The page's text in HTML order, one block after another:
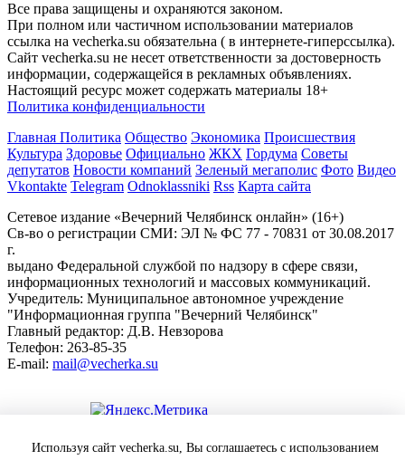
Все права защищены и охраняются законом.
При полном или частичном использовании материалов
ссылка на vecherka.su обязательна ( в интернете-гиперссылка).
Сайт vecherka.su не несет ответственности за достоверность
информации, содержащейся в рекламных объявлениях.
Настоящий ресурс может содержать материалы 18+
Политика конфиденциальности
Главная Политика Общество Экономика Происшествия
Культура Здоровье Официально ЖКХ Гордума Советы
депутатов Новости компаний Зеленый мегаполис Фото Видео
Vkontakte Telegram Odnoklassniki Rss Карта сайта
Сетевое издание «Вечерний Челябинск онлайн» (16+)
Cв-во о регистрации СМИ: ЭЛ № ФС 77 - 70831 от 30.08.2017
г.
выдано Федеральной службой по надзору в сфере связи,
информационных технологий и массовых коммуникаций.
Учредитель: Муниципальное автономное учреждение
"Информационная группа "Вечерний Челябинск"
Главный редактор: Д.В. Невзорова
Телефон: 263-85-35
E-mail: mail@vecherka.su
Используя сайт vecherka.su, Вы соглашаетесь с использованием